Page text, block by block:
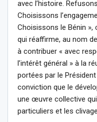
avec l’histoire.
Choisissons
Choisissons le Bénin »,
qui réaffirme, au nom
à contribuer « avec
l’intérêt général » à la
portées par le
conviction que le
une œuvre collective
particuliers et les